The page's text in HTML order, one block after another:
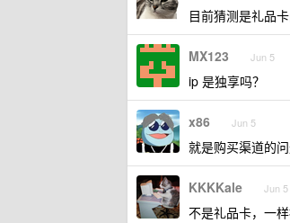
目前猜测是礼品
MX123 Jun 5
ip 是独享吗？
x86 Jun 5
就是购买渠道的
KKKKale Jun 5
不是礼品卡，一